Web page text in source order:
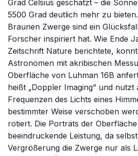
Grad Celsius geschätzt – die
5500 Grad deutlich mehr zu
Braunen Zwerge sind ein
Forscher inspiriert hat. Wie Ende
Zeitschrift Nature berichtete,
Astronomen mit akribischen
Oberfläche von Luhman 16B
heißt „Doppler Imaging” und nutzt
Frequenzen des Lichts eines
bestimmter Weise verschoben
rotiert. Die Porträts der Oberfläche
beeindruckende Leistung, da
Vergrößerung die Zwerge nur als